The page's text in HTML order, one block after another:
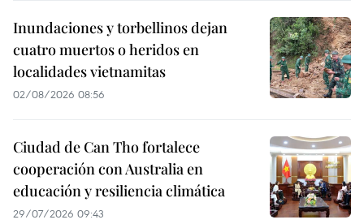
Inundaciones y torbellinos dejan
cuatro muertos o heridos en
localidades vietnamitas
02/08/2026 08:56
Ciudad de Can Tho fortalece
cooperación con Australia en
educación y resiliencia climática
29/07/2026 09:43